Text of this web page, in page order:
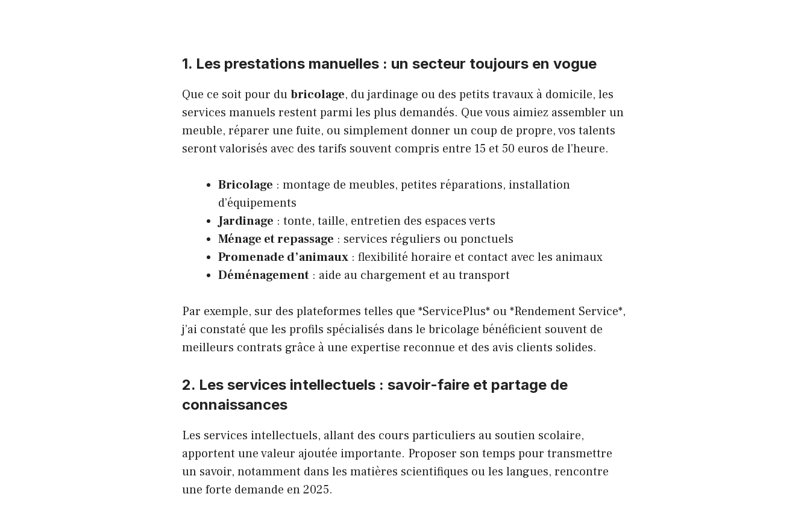
1. Les prestations manuelles : un secteur toujours en vogue
Que ce soit pour dubricolage, du jardinage ou des petits travaux à domicile, les
services manuels restent parmi les plus demandés. Que vous aimiez assembler un
meuble, réparer une fuite, ou simplement donner un coup de propre, vos talents
seront valorisés avec des tarifs souvent compris entre 15 et 50 euros de l’heure.
Bricolage : montage de meubles, petites réparations, installation
d’équipements
Jardinage : tonte, taille, entretien des espaces verts
Ménage et repassage : services réguliers ou ponctuels
Promenade d’animaux : flexibilité horaire et contact avec les animaux
Déménagement : aide au chargement et au transport
Par exemple, sur des plateformes telles que *ServicePlus* ou *Rendement Service*,
j’ai constaté que les profils spécialisés dans le bricolage bénéficient souvent de
meilleurs contrats grâce à une expertise reconnue et des avis clients solides.
2. Les services intellectuels : savoir-faire et partage de
connaissances
Les services intellectuels, allant des cours particuliers au soutien scolaire,
apportent une valeur ajoutée importante. Proposer son temps pour transmettre
un savoir, notamment dans les matières scientifiques ou les langues, rencontre
une forte demande en 2025.